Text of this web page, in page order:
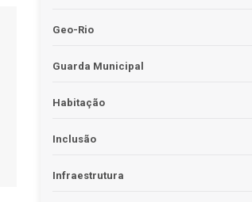
Geo-Rio
Guarda Municipal
Habitação
Inclusão
Infraestrutura